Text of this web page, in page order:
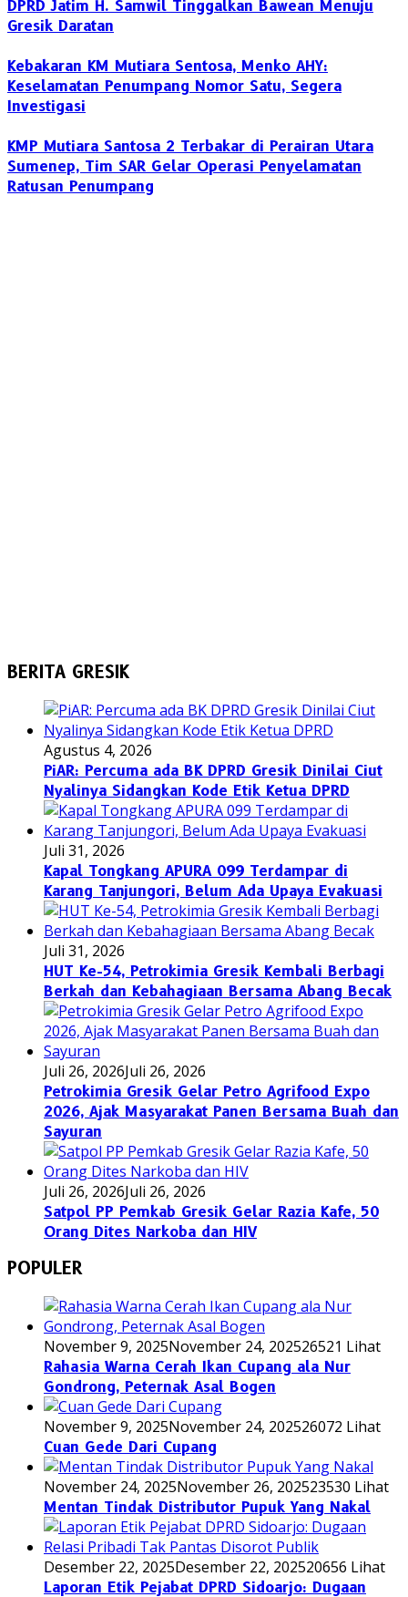
DPRD Jatim H. Samwil Tinggalkan Bawean Menuju
Gresik Daratan
Kebakaran KM Mutiara Sentosa, Menko AHY:
Keselamatan Penumpang Nomor Satu, Segera
Investigasi
KMP Mutiara Santosa 2 Terbakar di Perairan Utara
Sumenep, Tim SAR Gelar Operasi Penyelamatan
Ratusan Penumpang
BERITA GRESIK
Agustus 4, 2026
PiAR: Percuma ada BK DPRD Gresik Dinilai Ciut
Nyalinya Sidangkan Kode Etik Ketua DPRD
Juli 31, 2026
Kapal Tongkang APURA 099 Terdampar di
Karang Tanjungori, Belum Ada Upaya Evakuasi
Juli 31, 2026
HUT Ke-54, Petrokimia Gresik Kembali Berbagi
Berkah dan Kebahagiaan Bersama Abang Becak
Juli 26, 2026Juli 26, 2026
Petrokimia Gresik Gelar Petro Agrifood Expo
2026, Ajak Masyarakat Panen Bersama Buah dan
Sayuran
Juli 26, 2026Juli 26, 2026
Satpol PP Pemkab Gresik Gelar Razia Kafe, 50
Orang Dites Narkoba dan HIV
POPULER
November 9, 2025November 24, 202526521 Lihat
Rahasia Warna Cerah Ikan Cupang ala Nur
Gondrong, Peternak Asal Bogen
November 9, 2025November 24, 202526072 Lihat
Cuan Gede Dari Cupang
November 24, 2025November 26, 202523530 Lihat
Mentan Tindak Distributor Pupuk Yang Nakal
Desember 22, 2025Desember 22, 202520656 Lihat
Laporan Etik Pejabat DPRD Sidoarjo: Dugaan